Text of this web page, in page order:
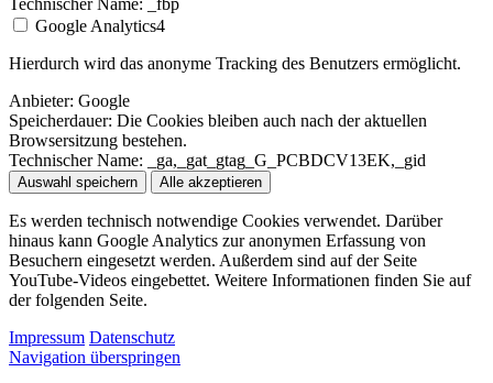
Google Analytics4
Hierdurch wird das anonyme Tracking des Benutzers ermöglicht.
Anbieter: Google
Speicherdauer: Die Cookies bleiben auch nach der aktuellen
Browsersitzung bestehen.
Technischer Name: _ga,_gat_gtag_G_PCBDCV13EK,_gid
Auswahl speichern Alle akzeptieren
Es werden technisch notwendige Cookies verwendet. Darüber
hinaus kann Google Analytics zur anonymen Erfassung von
Besuchern eingesetzt werden. Außerdem sind auf der Seite
YouTube-Videos eingebettet. Weitere Informationen finden Sie auf
der folgenden Seite.
Impressum Datenschutz
Navigation überspringen